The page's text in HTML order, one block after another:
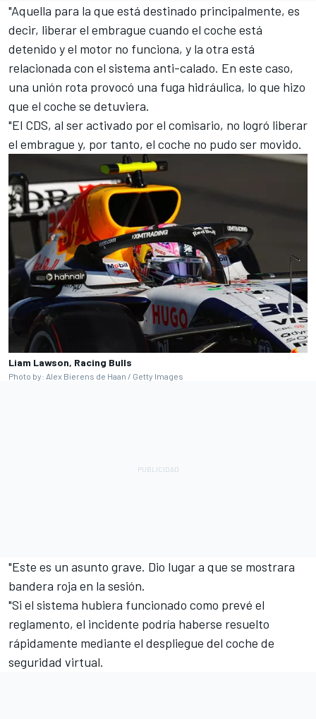
"Aquella para la que está destinado principalmente, es
decir, liberar el embrague cuando el coche está
detenido y el motor no funciona, y la otra está
relacionada con el sistema anti-calado. En este caso,
una unión rota provocó una fuga hidráulica, lo que hizo
que el coche se detuviera.
"El CDS, al ser activado por el comisario, no logró liberar
el embrague y, por tanto, el coche no pudo ser movido.
Liam Lawson, Racing Bulls
Photo by: Alex Bierens de Haan / Getty Images
"Este es un asunto grave. Dio lugar a que se mostrara
bandera roja en la sesión.
"Si el sistema hubiera funcionado como prevé el
reglamento, el incidente podría haberse resuelto
rápidamente mediante el despliegue del coche de
seguridad virtual.